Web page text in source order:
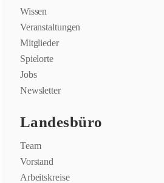
Wissen
Veranstaltungen
Mitglieder
Spielorte
Jobs
Newsletter
Landesbüro
Team
Vorstand
Arbeitskreise